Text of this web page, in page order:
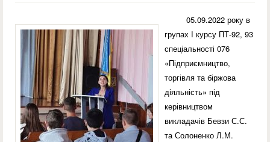
05.09.2022 року в
групах І курсу ПТ-92, 93
спеціальності 076
«Підприємництво,
торгівля та біржова
діяльність» під
керівництвом
викладачів Бевзи С.С.
та Солоненко Л.М.